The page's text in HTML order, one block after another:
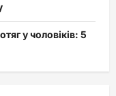
у чоловіків: 5